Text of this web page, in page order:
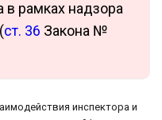
в рамках надзора
ст. 36 Закона №
инспектора и